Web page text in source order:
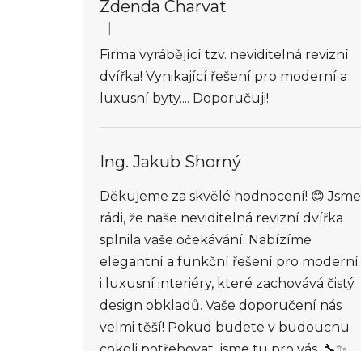
Zdenda Charvat
Hodnocení obchodu je 5 z 5 hvězdiček.
Firma vyrábějící tzv. neviditelná revizní
dvířka! Vynikající řešení pro moderní a
luxusní byty.... Doporučuji!
Ing. Jakub Shorný
Děkujeme za skvělé hodnocení! 😊 Jsme
rádi, že naše neviditelná revizní dvířka
splnila vaše očekávání. Nabízíme
elegantní a funkční řešení pro moderní
i luxusní interiéry, které zachovává čistý
design obkladů. Vaše doporučení nás
velmi těší! Pokud budete v budoucnu